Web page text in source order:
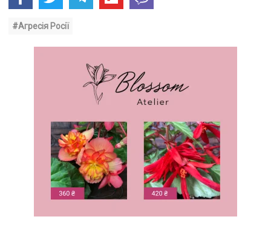
#Агресія Росії